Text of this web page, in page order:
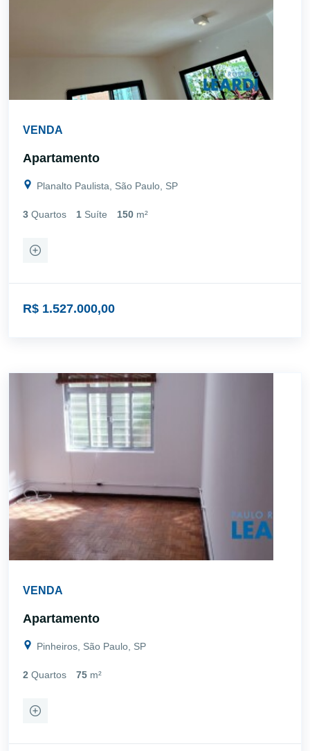
VENDA
Apartamento
Planalto Paulista, São Paulo, SP
3 Quartos 1 Suíte 150 m²
R$ 1.527.000,00
VENDA
Apartamento
Pinheiros, São Paulo, SP
2 Quartos 75 m²